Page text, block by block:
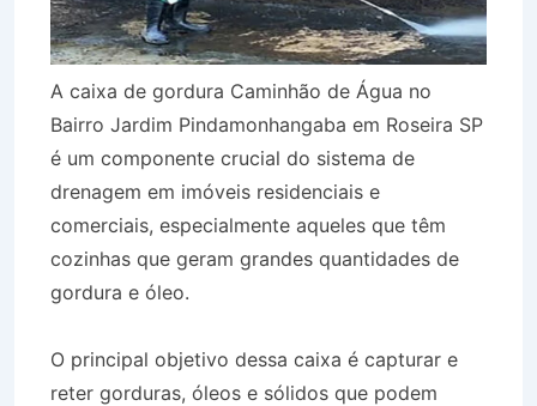
A caixa de gordura Caminhão de Água no
Bairro Jardim Pindamonhangaba em Roseira SP
é um componente crucial do sistema de
drenagem em imóveis residenciais e
comerciais, especialmente aqueles que têm
cozinhas que geram grandes quantidades de
gordura e óleo.
O principal objetivo dessa caixa é capturar e
reter gorduras, óleos e sólidos que podem